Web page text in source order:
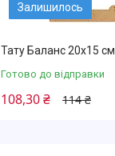
Залишилось
Тату Баланс 20х15 см
Готово до відправки
114 ₴
108,30 ₴